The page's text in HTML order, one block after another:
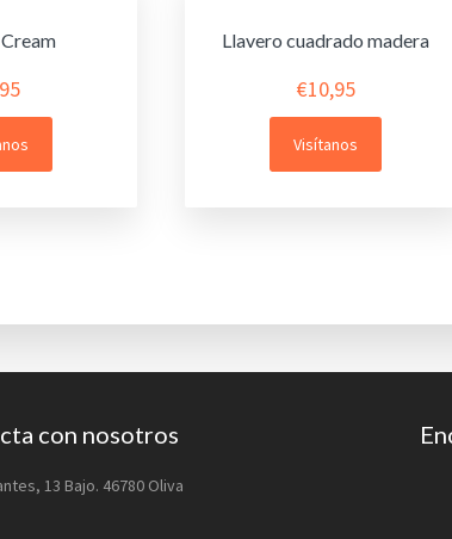
Llavero cuadrado madera
€10,95
Visítanos
con nosotros
13 Bajo. 46780 Oliva